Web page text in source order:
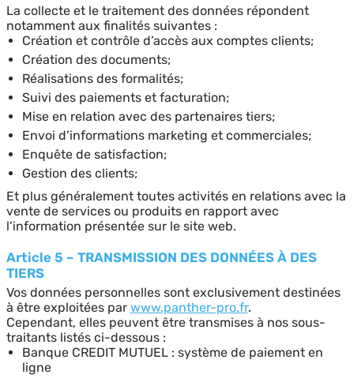
La collecte et le traitement des données répondent
notamment aux finalités suivantes :
Création et contrôle d’accès aux comptes clients;
Création des documents;
Réalisations des formalités;
Suivi des paiements et facturation;
Mise en relation avec des partenaires tiers;
Envoi d’informations marketing et commerciales;
Enquête de satisfaction;
Gestion des clients;
Et plus généralement toutes activités en relations avec la
vente de services ou produits en rapport avec
l’information présentée sur le site web.
Article 5 – TRANSMISSION DES DONNÉES À DES
TIERS
Vos données personnelles sont exclusivement destinées
à être exploitées par www.panther-pro.fr.
Cependant, elles peuvent être transmises à nos sous-
traitants listés ci-dessous :
Banque CREDIT MUTUEL : système de paiement en
ligne